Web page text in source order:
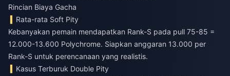
Rincian Biaya Gacha
Rata-rata Soft Pity
Kebanyakan pemain mendapatkan Rank-S pada pull 75-85 =
12.000-13.600 Polychrome. Siapkan anggaran 13.000 per
Rank-S untuk perencanaan yang realistis.
Kasus Terburuk Double Pity